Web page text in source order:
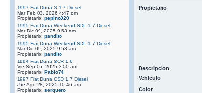
1997 Fiat Duna S 1.7 Diesel
Mar Feb 03, 2026 4:47 pm
Propietario: pepino020
1995 Fiat Duna Weekend SDL 1.7 Diesel
Mar Dic 09, 2025 9:53 am
Propietario: pandito
1995 Fiat Duna Weekend SDL 1.7 Diesel
Mar Dic 09, 2025 9:53 am
Propietario: pandito
1994 Fiat Duna SCR 1.6
Vie Sep 05, 2025 3:00 am
Propietario: Pablo74
1997 Fiat Duna CSD 1.7 Diesel
Jue Ago 28, 2025 10:46 am
Propietario: serquero
Propietario
Descripcion
Vehiculo
Color